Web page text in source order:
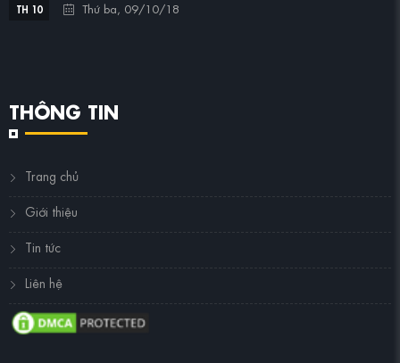
TH 10 Thứ ba, 09/10/18
THÔNG TIN
Trang chủ
Giới thiệu
Tin tức
Liên hệ